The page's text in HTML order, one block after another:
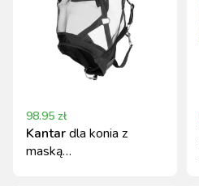
98.95 zł
Kantardla konia z
maską